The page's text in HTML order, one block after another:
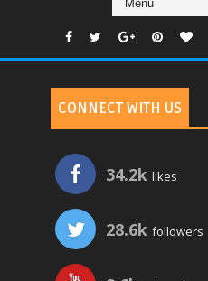
CONNECT WITH US
34.2k likes
28.6k followers